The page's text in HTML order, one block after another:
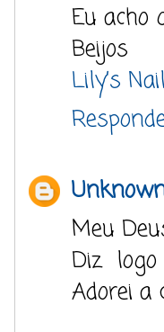
Eu acho
Beijos
Lily’s Nail
Meu
Diz
Adorei a